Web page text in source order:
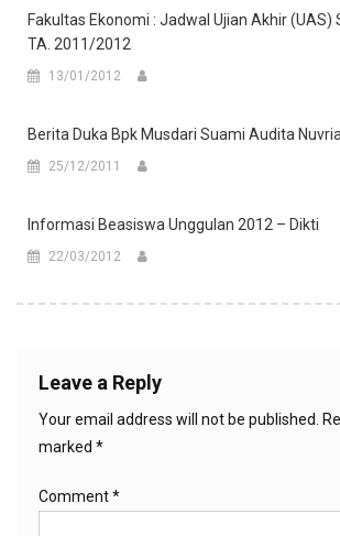
Fakultas Ekonomi : Jadwal Ujian Akhir (UAS)
TA. 2011/2012
13/01/2012
Berita Duka Bpk Musdari Suami Audita
25/12/2011
Informasi Beasiswa Unggulan 2012 – Dikti
22/03/2012
Leave a Reply
Your email address will not be published.
marked *
Comment*